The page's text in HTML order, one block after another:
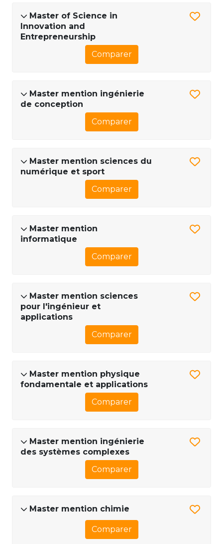
Master of Science in
Innovation and
Entrepreneurship
Comparer
Master mention ingénierie
de conception
Comparer
Master mention sciences du
numérique et sport
Comparer
Master mention
informatique
Comparer
Master mention sciences
pour l'ingénieur et
applications
Comparer
Master mention physique
fondamentale et applications
Comparer
Master mention ingénierie
des systèmes complexes
Comparer
Master mention chimie
Comparer